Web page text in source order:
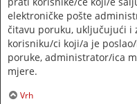
elektroničke pošte
čitavu poruku, uključujući i
korisniku/ci koji/a je
poruke, administrator/ica
mjere.
Vrh